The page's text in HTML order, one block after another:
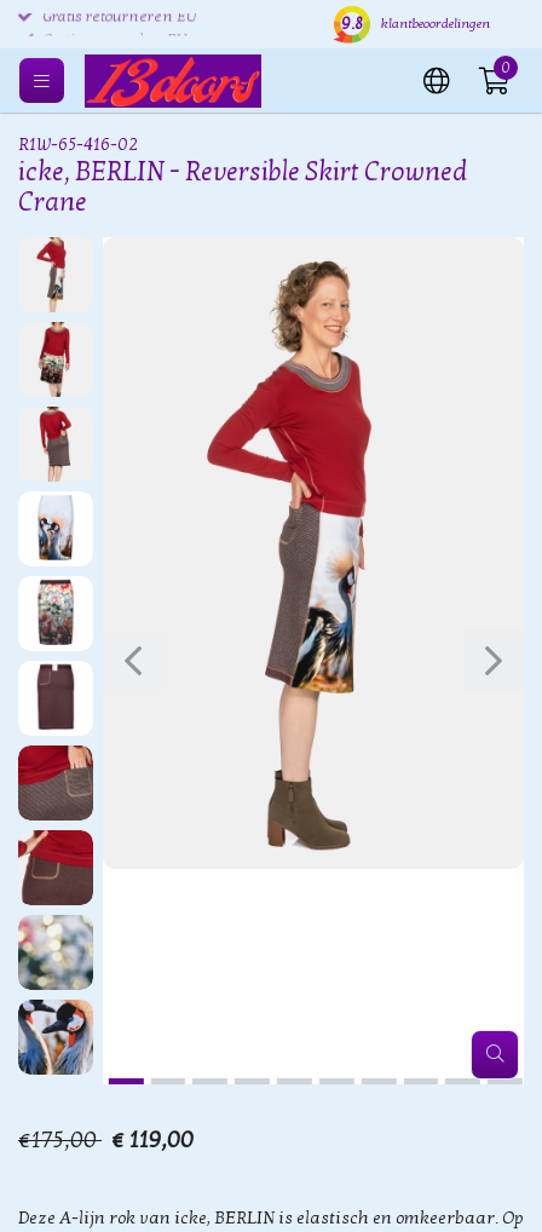
Gratis retourneren EU Verzending binnen 24 uur
9.8 klantbeoordelingen
0
R1W-65-416-02
icke, BERLIN - Reversible Skirt Crowned
Crane
€175,00 € 119,00
Deze A-lijn rok van icke, BERLIN is elastisch en omkeerbaar. Op